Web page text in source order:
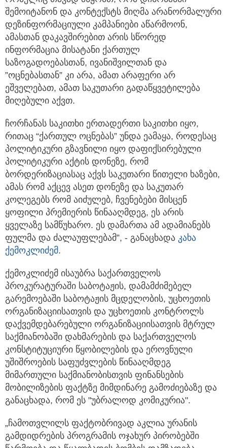
შემოიტანონ და კონტექსტს მიღმა არანორმალური
დეზინფორმაციული კამპანიები აწარმოონ,
ამასთან დაკავშირებით არის სწორედ
ინფორმაცია მისატანი ქართულ
საზოგადოებასთან, ივანიშვილთან და
”ოცნებასთან” კი არა, ამათ არაფერი არ
ეშველებათ, ამათ საკუთარი გადაწყვეტილება
მიღებული აქვთ.
ჩორჩანას საკითხი ერთადერთი საკითხი იყო,
რითაც “ქართულ ოცნებას” უნდა ეამაყა, როდესაც
პოლიტიკური გზავნილი იყო დაფიქსირებული
პოლიტიკური აქტის დონეზე, რომ
ბორდერიზაციასაც აქვს საკუთარი წითელი ხაზები,
ამას რომ აქცევ ასეთ დონეზე და საკუთარ
კოლეგებს რომ აიძულებ, ჩვენებები მისცენ
ყოფილი პრემიერის წინააღმდეგ, ეს არის
ყველაზე სამწუხარო. ეს დამართა ამ ადამიანებს
ფულმა და ძალაუფლებამ”, - განაცხადა კახა
ქემოკლიძემ.
ქემოკლიძემ ისაუბრა საქართველოს
პროკურატურაში საბოტაჟის, დამამძიმებელ
გარემოებაში საბოტაჟის მცდელობის, უცხოეთის
ორგანიზაციისათვის და უცხოეთის კონტროლს
დაქვემდებარებული ორგანიზაციისათვის მტრულ
საქმიანობაში დახმარების და საქართველოს
კონსტიტუციური წყობილების და ეროვნული
უშიშროების საფუძვლების წინააღმდეგ
მიმართული საქმიანობისთვის ფინანსების
მობილიზების ფაქტზე მიმდინარე გამოძიებაზე და
განაცხადა, რომ ეს "უბრალოდ კომიკურია".
„ჩამოთვლილს ფაქტობრივად აკლია ურანის
გამდიდრების პროგრამის ოჯახურ პირობებში